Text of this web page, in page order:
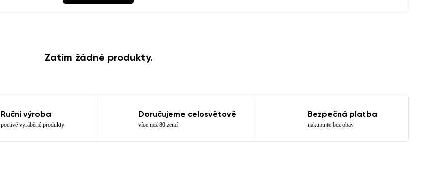
Zatím žádné produkty.
Ruční výroba
poctivě vyráběné produkty
Doručujeme celosvětově
více než 80 zemí
Bezpečná platba
nakupujte bez obav